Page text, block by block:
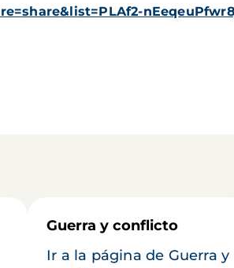
Guerra y conflicto
Ir a la página de Guerra y